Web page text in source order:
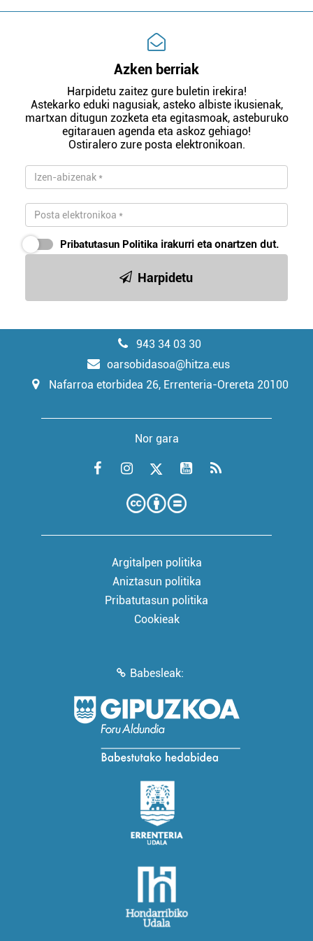
Azken berriak
Harpidetu zaitez gure buletin irekira!
Astekarko eduki nagusiak, asteko albiste ikusienak,
martxan ditugun zozketa eta egitasmoak, asteburuko
egitarauen agenda eta askoz gehiago!
Ostiralero zure posta elektronikoan.
Pribatutasun Politika irakurri eta onartzen dut.
Harpidetu
943 34 03 30
oarsobidasoa@hitza.eus
Nafarroa etorbidea 26, Errenteria-Orereta 20100
Nor gara
Argitalpen politika
Aniztasun politika
Pribatutasun politika
Cookieak
Babesleak: